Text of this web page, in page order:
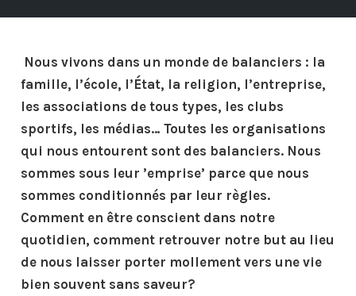
Nous vivons dans un monde de balanciers : la
famille, l’école, l’État, la religion, l’entreprise,
les associations de tous types, les clubs
sportifs, les médias… Toutes les organisations
qui nous entourent sont des balanciers. Nous
sommes sous leur ’emprise’ parce que nous
sommes conditionnés par leur règles.
Comment en être conscient dans notre
quotidien, comment retrouver notre but au lieu
de nous laisser porter mollement vers une vie
bien souvent sans saveur?